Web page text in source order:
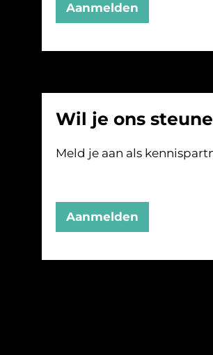
Aanmelden
Wil je ons
Meld je aan als
Aanmelden